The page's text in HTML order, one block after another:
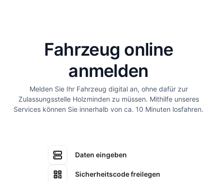
Fahrzeug online
anmelden
Melden Sie Ihr Fahrzeug digital an, ohne dafür zur
Zulassungsstelle Holzminden zu müssen. Mithilfe unseres
Services können Sie innerhalb von ca. 10 Minuten losfahren.
Daten eingeben
Sicherheitscode freilegen